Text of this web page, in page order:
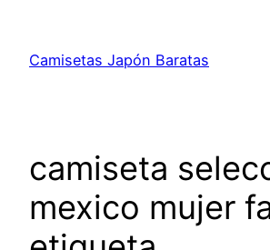
contenido
Camisetas Japón Baratas
camiseta
mexico mujer